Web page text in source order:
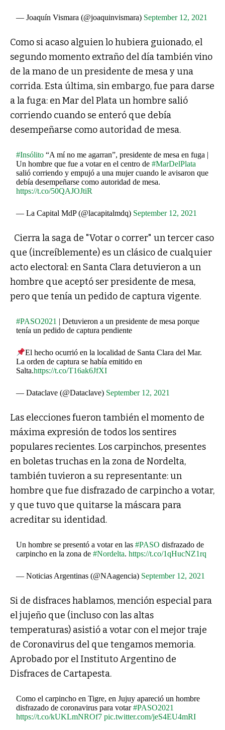
— Joaquín Vismara (@joaquinvismara) September 12, 2021
Como si acaso alguien lo hubiera guionado, el
segundo momento extraño del día también vino
de la mano de un presidente de mesa y una
corrida. Esta última, sin embargo, fue para darse
a la fuga: en Mar del Plata un hombre salió
corriendo cuando se enteró que debía
desempeñarse como autoridad de mesa.
#Insólito “A mí no me agarran”, presidente de mesa en fuga |
Un hombre que fue a votar en el centro de#MarDelPlata
salió corriendo y empujó a una mujer cuando le avisaron que
debía desempeñarse como autoridad de mesa.
https://t.co/50QAJOJtiR
— La Capital MdP (@lacapitalmdq) September 12, 2021
Cierra la saga de "Votar o correr" un tercer caso
que (increíblemente) es un clásico de cualquier
acto electoral: en Santa Clara detuvieron a un
hombre que aceptó ser presidente de mesa,
pero que tenía un pedido de captura vigente.
#PASO2021 | Detuvieron a un presidente de mesa porque
tenía un pedido de captura pendiente
El hecho ocurrió en la localidad de Santa Clara del Mar.
La orden de captura se había emitido en
Salta.https://t.co/T16ak6JfXI
— Dataclave (@Dataclave) September 12, 2021
Las elecciones fueron también el momento de
máxima expresión de todos los sentires
populares recientes. Los carpinchos, presentes
en boletas truchas en la zona de Nordelta,
también tuvieron a su representante: un
hombre que fue disfrazado de carpincho a votar,
y que tuvo que quitarse la máscara para
acreditar su identidad.
Un hombre se presentó a votar en las#PASO disfrazado de
carpincho en la zona de#Nordelta.https://t.co/1qHucNZ1rq
— Noticias Argentinas (@NAagencia) September 12, 2021
Si de disfraces hablamos, mención especial para
el jujeño que (incluso con las altas
temperaturas) asistió a votar con el mejor traje
de Coronavirus del que tengamos memoria.
Aprobado por el Instituto Argentino de
Disfraces de Cartapesta.
Como el carpincho en Tigre, en Jujuy apareció un hombre
disfrazado de coronavirus para votar#PASO2021
https://t.co/kUKLmNROf7 pic.twitter.com/jeS4EU4mRI